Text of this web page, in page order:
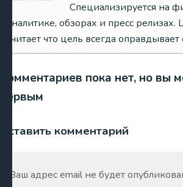
Специализируется на
аналитике, обзорах и пресс
считает что цель всегда оправдывает
Комментариев пока нет, но вы
первым
Оставить комментарий
Ваш адрес email не будет